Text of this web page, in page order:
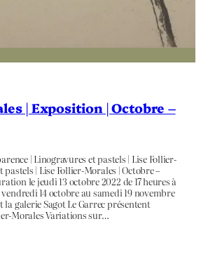
| Exposition | Octobre –
| Linogravures et pastels | Lise Follier-
| Lise Follier-Morales | Octobre –
le jeudi 13 octobre 2022 de 17 heures à
14 octobre au samedi 19 novembre
la galerie Sagot Le Garrec présentent
Morales Variations sur…